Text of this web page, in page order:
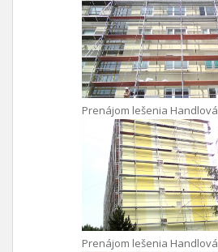
Prenájom lešenia Handlová
Prenájom lešenia Handlová